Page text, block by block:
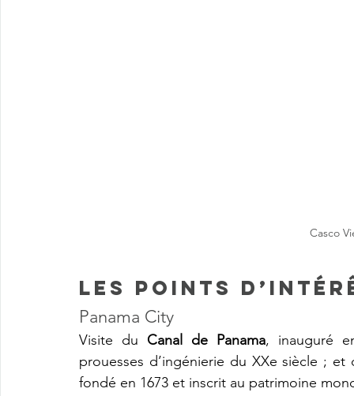
Casco
Les points
Panama City
Visite du Canal de Panama, inauguré
prouesses d’ingénierie du XXe siècle ;
fondé en 1673 et inscrit au patrimoine